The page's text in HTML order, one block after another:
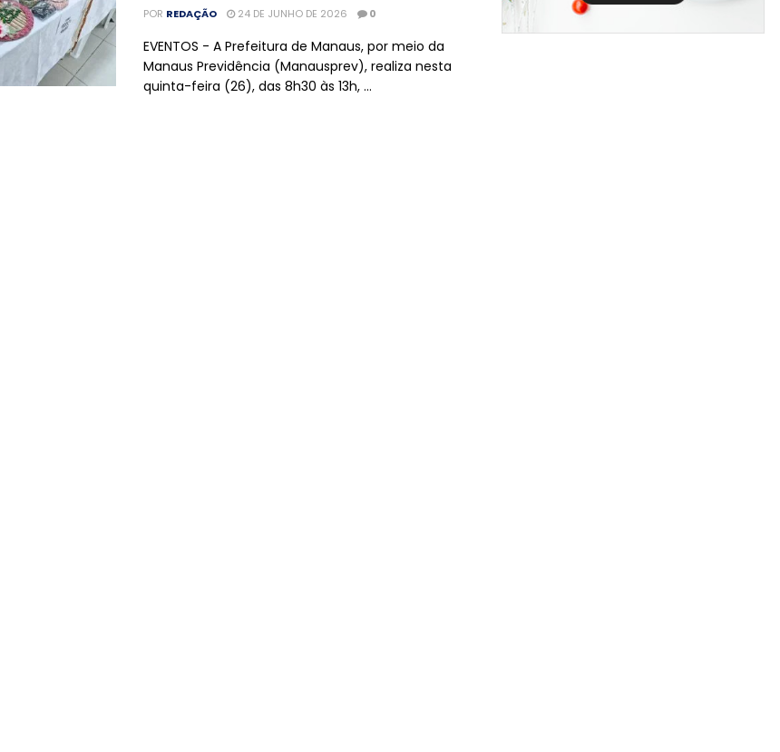
POR REDAÇÃO 24 DE JUNHO DE 2026 0
EVENTOS - A Prefeitura de Manaus, por meio da
Manaus Previdência (Manausprev), realiza nesta
quinta-feira (26), das 8h30 às 13h, ...